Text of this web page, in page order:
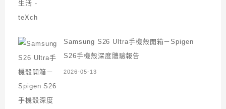
Samsung S26 Ultra手機殼開箱－Spigen
S26手機殼深度體驗報告
2026-05-13